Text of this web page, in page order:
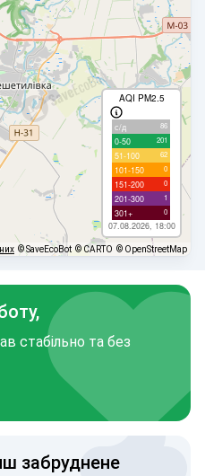
AQI PM2.5
с/д 86
0-50 201
51-100 62
101-150 0
151-200 0
201-300 1
301+ 0
07.08.2026, 18:00
© SaveEcoBot © CARTO © OpenStreetMap
стабільно та без
забруднене